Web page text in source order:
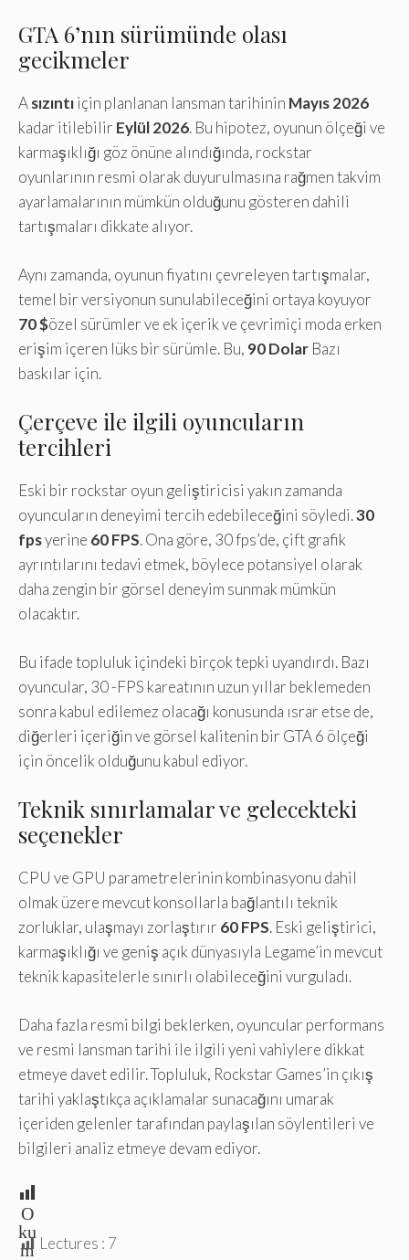
GTA 6’nın sürümünde olası
gecikmeler
Asızıntıiçin planlanan lansman tarihinin Mayıs 2026
kadar itilebilir Eylül 2026. Bu hipotez, oyunun ölçeği ve
karmaşıklığı göz önüne alındığında, rockstar
oyunlarının resmi olarak duyurulmasına rağmen takvim
ayarlamalarının mümkün olduğunu gösteren dahili
tartışmaları dikkate alıyor.
Aynı zamanda, oyunun fiyatını çevreleyen tartışmalar,
temel bir versiyonun sunulabileceğini ortaya koyuyor
70 $özel sürümler ve ek içerik ve çevrimiçi moda erken
erişim içeren lüks bir sürümle. Bu, 90 Dolar Bazı
baskılar için.
Çerçeve ile ilgili oyuncuların
tercihleri
Eski bir rockstar oyun geliştiricisi yakın zamanda
oyuncuların deneyimi tercih edebileceğini söyledi.30
fpsyerine 60 FPS. Ona göre, 30 fps’de, çift grafik
ayrıntılarını tedavi etmek, böylece potansiyel olarak
daha zengin bir görsel deneyim sunmak mümkün
olacaktır.
Bu ifade topluluk içindeki birçok tepki uyandırdı. Bazı
oyuncular, 30 -FPS kareatının uzun yıllar beklemeden
sonra kabul edilemez olacağı konusunda ısrar etse de,
diğerleri içeriğin ve görsel kalitenin bir GTA 6 ölçeği
için öncelik olduğunu kabul ediyor.
Teknik sınırlamalar ve gelecekteki
seçenekler
CPU ve GPU parametrelerinin kombinasyonu dahil
olmak üzere mevcut konsollarla bağlantılı teknik
zorluklar, ulaşmayı zorlaştırır 60 FPS. Eski geliştirici,
karmaşıklığı ve geniş açık dünyasıyla Legame’in mevcut
teknik kapasitelerle sınırlı olabileceğini vurguladı.
Daha fazla resmi bilgi beklerken, oyuncular performans
ve resmi lansman tarihi ile ilgili yeni vahiylere dikkat
etmeye davet edilir. Topluluk, Rockstar Games’in çıkış
tarihi yaklaştıkça açıklamalar sunacağını umarak
içeriden gelenler tarafından paylaşılan söylentileri ve
bilgileri analiz etmeye devam ediyor.
O
ku
m Lectures : 7